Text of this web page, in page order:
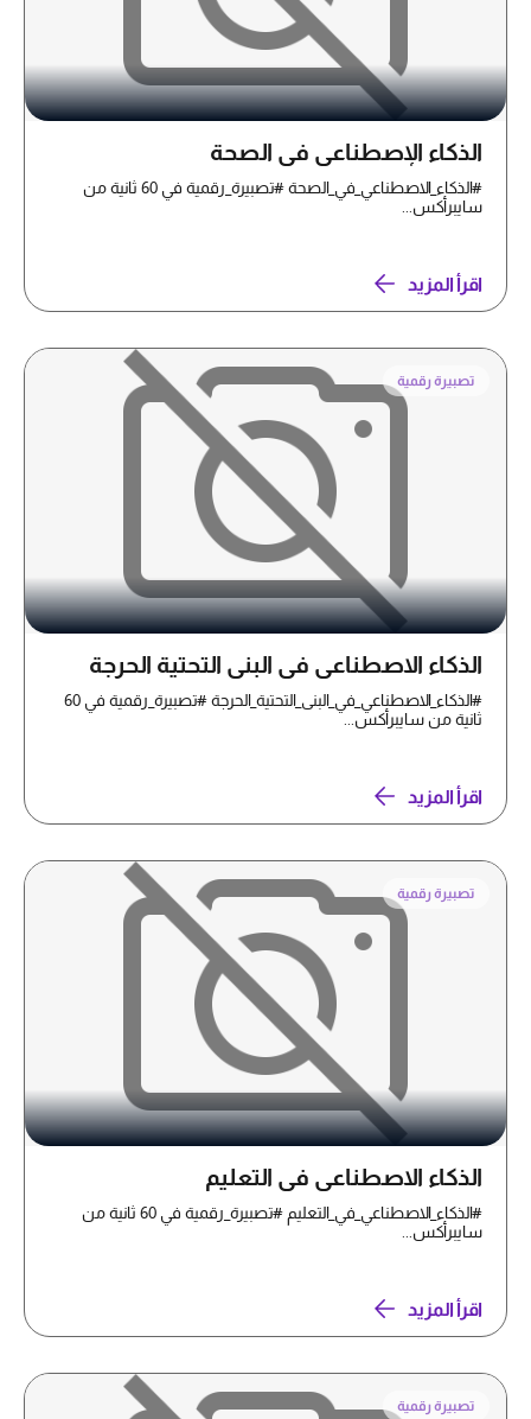
الذكاء الإصطناعي في الصحة
#الذكاء_الاصطناعي_في_الصحة #تصبيرة_رقمية في 60 ثانية من
سايبرأكس...
اقرأ المزيد
تصبيرة رقمية
الذكاء الاصطناعي في البنى التحتية الحرجة
#الذكاء_الاصطناعي_في_البنى_التحتية_الحرجة #تصبيرة_رقمية في 60
ثانية من سايبرأكس...
اقرأ المزيد
تصبيرة رقمية
الذكاء الاصطناعي في التعليم
#الذكاء_الاصطناعي_في_التعليم #تصبيرة_رقمية في 60 ثانية من
سايبرأكس...
اقرأ المزيد
تصبيرة رقمية